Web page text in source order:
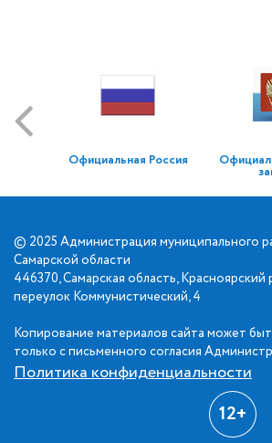
Официальная Россия
© 2025 Администрация муниципального
Самарской области
446370, Самарская область, Красноярский
переулок Коммунистический, 4
Копирование материалов сайта может
только с письменного согласия
Политика конфиденциальности
12+